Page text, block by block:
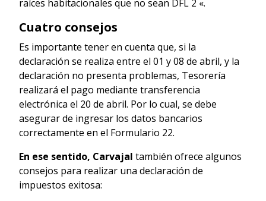
raíces habitacionales que no sean DFL 2 «.
Cuatro consejos
Es importante tener en cuenta que, si la
declaración se realiza entre el 01 y 08 de abril, y la
declaración no presenta problemas, Tesorería
realizará el pago mediante transferencia
electrónica el 20 de abril. Por lo cual, se debe
asegurar de ingresar los datos bancarios
correctamente en el Formulario 22.
En ese sentido, Carvajal también ofrece algunos
consejos para realizar una declaración de
impuestos exitosa: